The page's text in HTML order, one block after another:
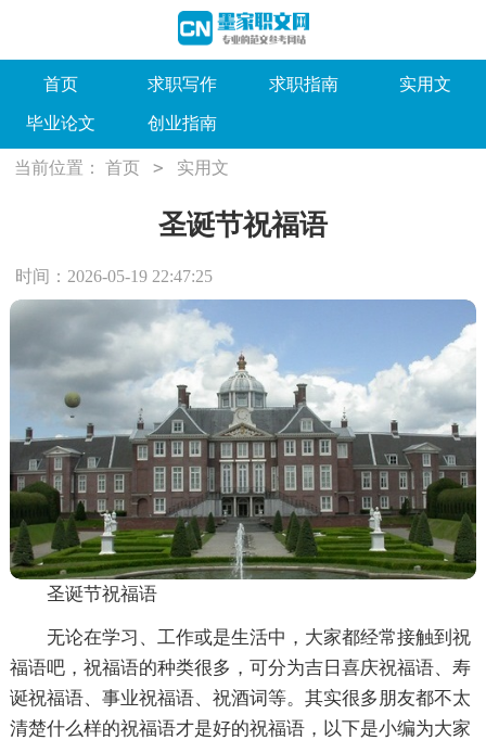
首页 求职写作 求职指南 实用文
毕业论文 创业指南
当前位置： 首页 > 实用文
圣诞节祝福语
时间：2026-05-19 22:47:25
圣诞节祝福语
无论在学习、工作或是生活中，大家都经常接触到祝
福语吧，祝福语的种类很多，可分为吉日喜庆祝福语、寿
诞祝福语、事业祝福语、祝酒词等。其实很多朋友都不太
清楚什么样的祝福语才是好的祝福语，以下是小编为大家